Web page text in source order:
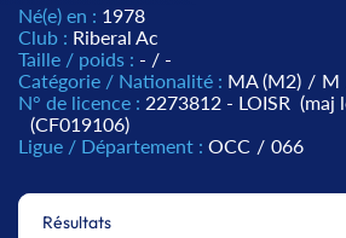
Né(e) en : 1978
Club : Riberal Ac
Taille / poids : - / -
Catégorie / Nationalité : MA (M2) / M
N° de licence : 2273812 - LOISR (maj
(CF019106)
Ligue / Département : OCC / 066
Résultats